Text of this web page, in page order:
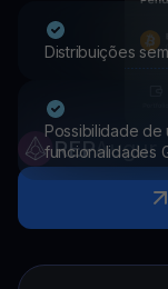
Distribuições
Possibilidade de
funcionalidades
REPAugur